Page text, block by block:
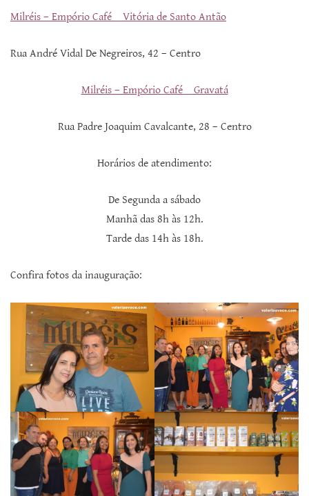
Milréis – Empório Café _ Vitória de Santo Antão
Rua André Vidal De Negreiros, 42 – Centro
Milréis – Empório Café _ Gravatá
Rua Padre Joaquim Cavalcante, 28 – Centro
Horários de atendimento:
De Segunda a sábado
Manhã das 8h às 12h.
Tarde das 14h às 18h.
Confira fotos da inauguração: